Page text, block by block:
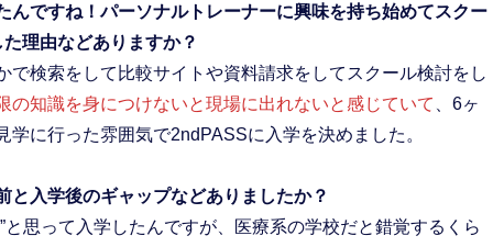
んですね！パーソナルトレーナーに興味を持ち始めてスクー
理由などありますか？
検索をして比較サイトや資料請求をしてスクール検討をし
の知識を身につけないと現場に出れないと感じていて 、6ヶ
に行った雰囲気で2ndPASSに入学を決めました。
と入学後のギャップなどありましたか？
思って入学したんですが、医療系の学校だと錯覚するくら